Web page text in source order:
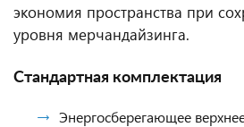
экономия пространства при
уровня мерчандайзинга.
Стандартная комплектация
Энергосберегающее